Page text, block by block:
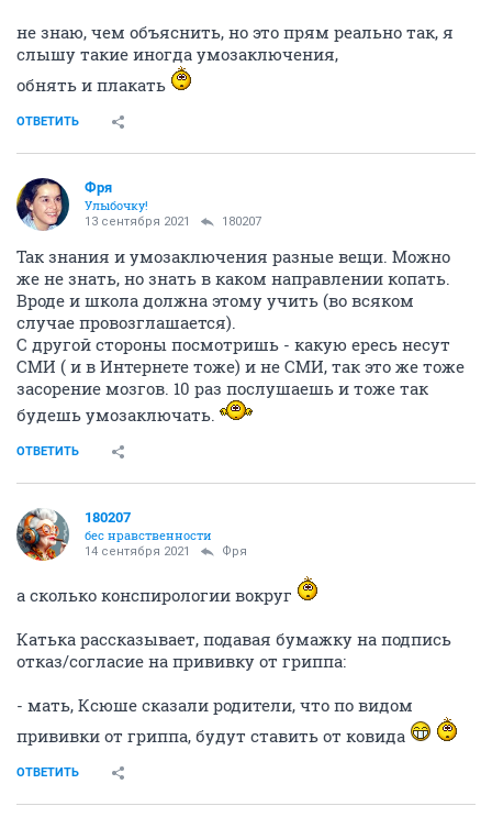
не знаю, чем объяснить, но это прям реально так, я
слышу такие иногда умозаключения,
обнять и плакать
ОТВЕТИТЬ
Фря
Улыбочку!
13 сентября 2021 180207
Так знания и умозаключения разные вещи. Можно
же не знать, но знать в каком направлении копать.
Вроде и школа должна этому учить (во всяком
случае провозглашается).
С другой стороны посмотришь - какую ересь несут
СМИ ( и в Интернете тоже) и не СМИ, так это же тоже
засорение мозгов. 10 раз послушаешь и тоже так
будешь умозаключать.
ОТВЕТИТЬ
180207
бес нравственности
14 сентября 2021 Фря
а сколько конспирологии вокруг
Катька рассказывает, подавая бумажку на подпись
отказ/согласие на прививку от гриппа:
- мать, Ксюше сказали родители, что по видом
прививки от гриппа, будут ставить от ковида
ОТВЕТИТЬ